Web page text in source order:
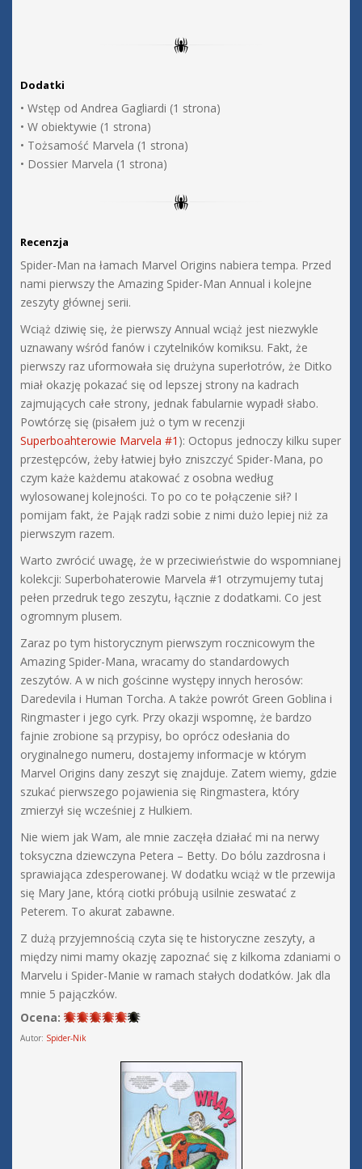
Dodatki
• Wstęp od Andrea Gagliardi (1 strona)
• W obiektywie (1 strona)
• Tożsamość Marvela (1 strona)
• Dossier Marvela (1 strona)
Recenzja
Spider-Man na łamach Marvel Origins nabiera tempa. Przed
nami pierwszy the Amazing Spider-Man Annual i kolejne
zeszyty głównej serii.
Wciąż dziwię się, że pierwszy Annual wciąż jest niezwykle
uznawany wśród fanów i czytelników komiksu. Fakt, że
pierwszy raz uformowała się drużyna superłotrów, że Ditko
miał okazję pokazać się od lepszej strony na kadrach
zajmujących całe strony, jednak fabularnie wypadł słabo.
Powtórzę się (pisałem już o tym w recenzji
Superboahterowie Marvela #1 ): Octopus jednoczy kilku super
przestępców, żeby łatwiej było zniszczyć Spider-Mana, po
czym każe każdemu atakować z osobna według
wylosowanej kolejności. To po co te połączenie sił? I
pomijam fakt, że Pająk radzi sobie z nimi dużo lepiej niż za
pierwszym razem.
Warto zwrócić uwagę, że w przeciwieństwie do wspomnianej
kolekcji: Superbohaterowie Marvela #1 otrzymujemy tutaj
pełen przedruk tego zeszytu, łącznie z dodatkami. Co jest
ogromnym plusem.
Zaraz po tym historycznym pierwszym rocznicowym the
Amazing Spider-Mana, wracamy do standardowych
zeszytów. A w nich gościnne występy innych herosów:
Daredevila i Human Torcha. A także powrót Green Goblina i
Ringmaster i jego cyrk. Przy okazji wspomnę, że bardzo
fajnie zrobione są przypisy, bo oprócz odesłania do
oryginalnego numeru, dostajemy informacje w którym
Marvel Origins dany zeszyt się znajduje. Zatem wiemy, gdzie
szukać pierwszego pojawienia się Ringmastera, który
zmierzył się wcześniej z Hulkiem.
Nie wiem jak Wam, ale mnie zaczęła działać mi na nerwy
toksyczna dziewczyna Petera – Betty. Do bólu zazdrosna i
sprawiająca zdesperowanej. W dodatku wciąż w tle przewija
się Mary Jane, którą ciotki próbują usilnie zeswatać z
Peterem. To akurat zabawne.
Z dużą przyjemnością czyta się te historyczne zeszyty, a
między nimi mamy okazję zapoznać się z kilkoma zdaniami o
Marvelu i Spider-Manie w ramach stałych dodatków. Jak dla
mnie 5 pajączków.
Ocena:
Autor: Spider-Nik